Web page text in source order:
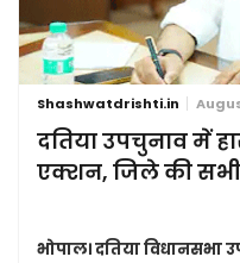
Shashwatdrishti.in
दतिया उपचुनाव में
एक्शन, जिले की
भोपाल।दतिया विधानसभा